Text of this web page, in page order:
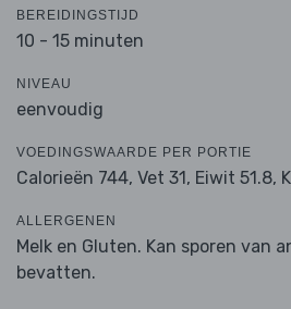
BEREIDINGSTIJD
10 - 15 minuten
NIVEAU
eenvoudig
VOEDINGSWAARDE PER PORTIE
Calorieën 744, Vet 31, Eiwit 51.8,
ALLERGENEN
Melk en Gluten. Kan sporen van
bevatten.